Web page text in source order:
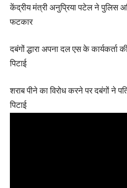
केंद्रीय मंत्री अनुप्रिया पटेल ने पुलिस
फटकार
दबंगों द्धारा अपना दल एस के
पिटाई
शराब पीने का विरोध करने पर दबंगों ने
पिटाई